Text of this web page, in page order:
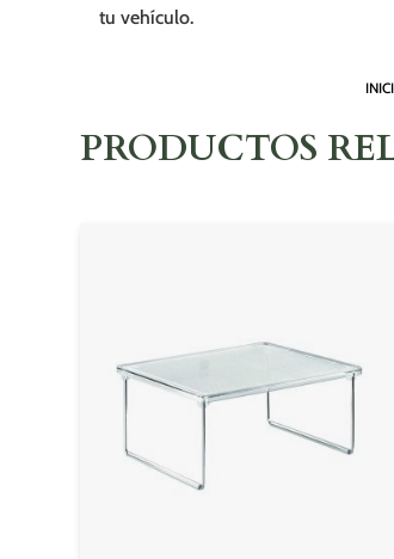
tu vehículo.
PRODUCTOS